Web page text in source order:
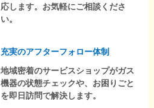
応します。お気軽にご相談くださ
い。
充実のアフターフォロー体制
地域密着のサービスショップがガス
機器の状態チェックや、お困りごと
を即日訪問で解決します。